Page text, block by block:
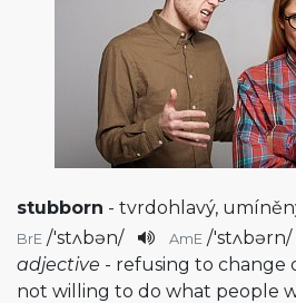
stubborn - tvrdohlavý,
BrE /'stʌbən/ AmE /'stʌbərn/
adjective - refusing to change
not willing to do what people